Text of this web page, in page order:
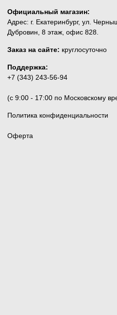
Официальный магазин:
Адрес: г. Екатеринбург, ул.
Дубровин, 8 этаж, офис 828.
Заказ на сайте: круглосуточно
Поддержка:
+7 (343) 243-56-94
(c 9:00 - 17:00 по Московскому
Политика конфиденциальности
Оферта